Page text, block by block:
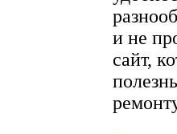
и не
сайт,